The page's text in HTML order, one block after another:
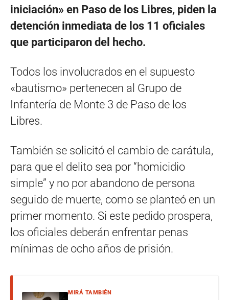
iniciación» en Paso de los Libres, piden la
detención inmediata de los 11 oficiales
que participaron del hecho.
Todos los involucrados en el supuesto
«bautismo» pertenecen al Grupo de
Infantería de Monte 3 de Paso de los
Libres.
También se solicitó el cambio de carátula,
para que el delito sea por “homicidio
simple” y no por abandono de persona
seguido de muerte, como se planteó en un
primer momento. Si este pedido prospera,
los oficiales deberán enfrentar penas
mínimas de ocho años de prisión.
MIRÁ TAMBIÉN